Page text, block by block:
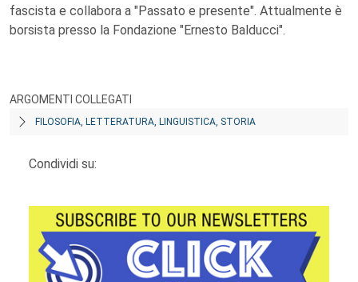
fascista e collabora a "Passato e presente". Attualmente è
borsista presso la Fondazione "Ernesto Balducci".
ARGOMENTI COLLEGATI
FILOSOFIA, LETTERATURA, LINGUISTICA, STORIA
Condividi su: